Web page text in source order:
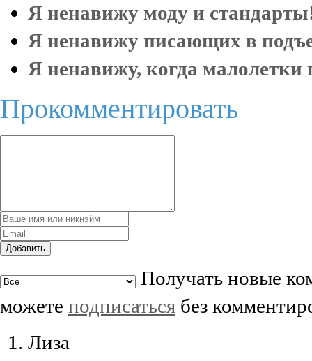
Я ненавижу моду и
Я ненавижу писающих в
Я ненавижу, когда малолетки
Прокомментировать
Добавить
Получать новые
можете подписаться без
Лиза